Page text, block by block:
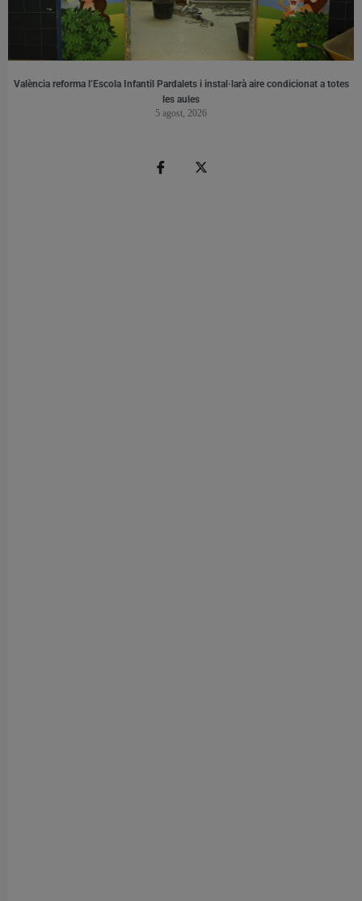
València reforma l’Escola Infantil Pardalets i instal·larà aire condicionat a totes
les aules
5 agost, 2026